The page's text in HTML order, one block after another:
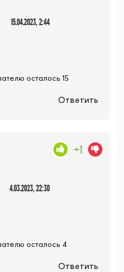
15.04.2023, 2:44
осталось 15
Ответить
4.03.2023, 22:30
+1
осталось 4
Ответить